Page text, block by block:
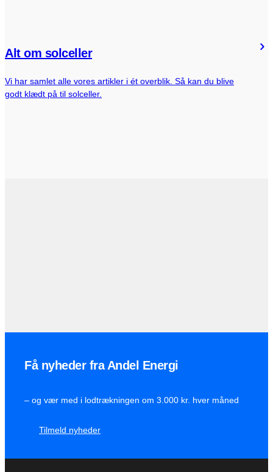
Alt om solceller
Vi har samlet alle vores artikler i ét overblik. Så kan du blive
godt klædt på til solceller.
Få nyheder fra Andel Energi
– og vær med i lodtrækningen om 3.000 kr. hver måned
Tilmeld nyheder